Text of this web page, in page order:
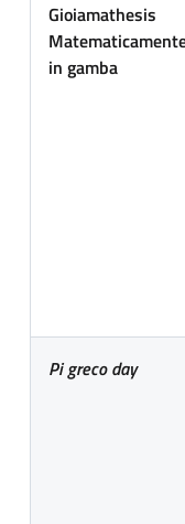
Gioiamathesis
in gamba
Pi greco day